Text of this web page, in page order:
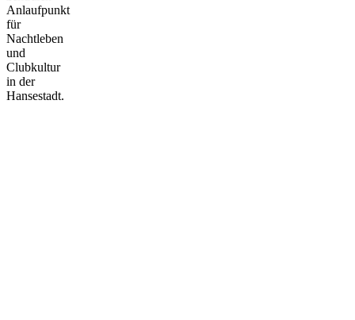
Anlaufpunkt
für
Nachtleben
und
Clubkultur
in der
Hansestadt.